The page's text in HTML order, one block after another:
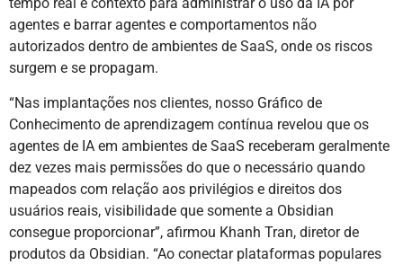
tempo real e contexto para administrar o uso da IA por
agentes e barrar agentes e comportamentos não
autorizados dentro de ambientes de SaaS, onde os riscos
surgem e se propagam.
“Nas implantações nos clientes, nosso Gráfico de
Conhecimento de aprendizagem contínua revelou que os
agentes de IA em ambientes de SaaS receberam geralmente
dez vezes mais permissões do que o necessário quando
mapeados com relação aos privilégios e direitos dos
usuários reais, visibilidade que somente a Obsidian
consegue proporcionar”, afirmou Khanh Tran, diretor de
produtos da Obsidian. “Ao conectar plataformas populares